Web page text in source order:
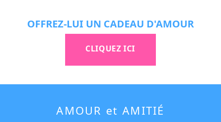
OFFREZ-LUI UN CADEAU D'AMOUR
CLIQUEZ ICI
AMOUR et AMITIÉ